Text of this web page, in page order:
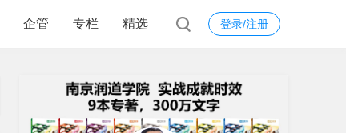
登录/注册
企管 专栏 精选